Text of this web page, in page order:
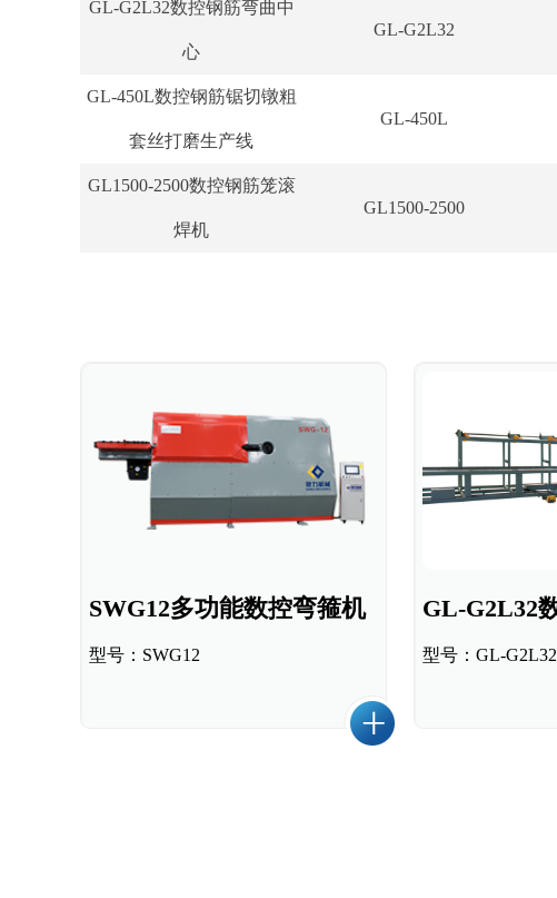
GL-G2L32数控钢筋弯曲中
心
GL-G2L32
GL-450L数控钢筋锯切镦粗
套丝打磨生产线
GL-450L
GL1500-2500数控钢筋笼滚
焊机
GL1500-2500
SWG12多功能数控弯箍机
型号：SWG12 型号：GL-G2L32